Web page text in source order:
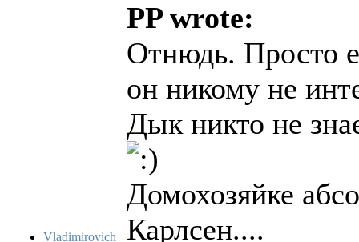
Vladimirovich
PP wrote:
Отнюдь. Просто
он никому не
Дык никто не
Домохозяйке
Карлсен....